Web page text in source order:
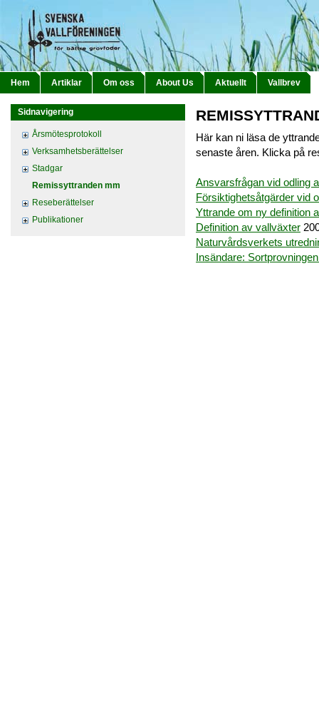
Hem Artiklar Om oss About Us Aktuellt Vallbrev
Sidnavigering
Årsmötesprotokoll
Verksamhetsberättelser
Stadgar
Remissyttranden mm
Reseberättelser
Publikationer
Här kan ni läsa de
senaste åren. Klicka på
Ansvarsfrågan vid odling
Försiktighetsåtgärder vid
Yttrande om ny definition
Definition av vallväxter
Naturvårdsverkets
Insändare: